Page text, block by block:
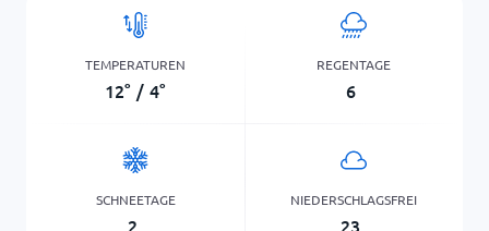
TEMPERATUREN
12° / 4°
REGENTAGE
6
SCHNEETAGE
2
NIEDERSCHLAGSFREI
23